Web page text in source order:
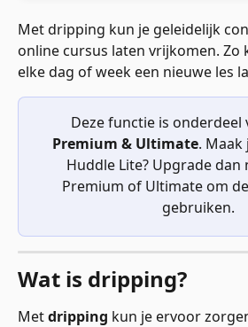
Met dripping kun je geleidelijk
online cursus laten vrijkomen. Zo
elke dag of week een nieuwe les
Deze functie is onderdeel
Premium & Ultimate. Maak
Huddle Lite? Upgrade dan
Premium of Ultimate om
gebruiken.
Wat is dripping?
Met dripping kun je ervoor